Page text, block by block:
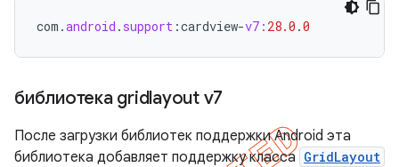
com .android . support :cardview-v7: 28.0 .0
библиотека gridlayout v7
После загрузки библиотек поддержки Android эта
библиотека добавляет поддержку класса GridLayout